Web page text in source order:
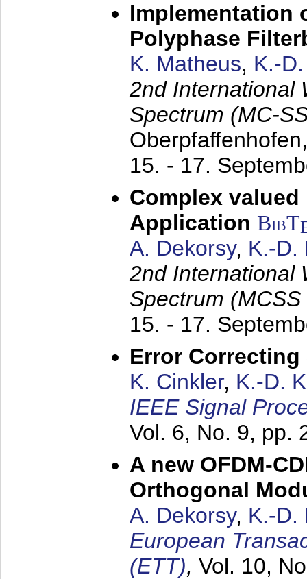
Implementation
Polyphase
K. Matheus, K.-
2nd International
Spectrum (MC-
15. - 17.
Complex valued
Application BibT
A. Dekorsy, K.-D.
2nd International
Spectrum
15. - 17.
Error
K. Cinkler, K.-D.
IEEE Signal
Vol. 6, No. 9, pp.
A new OFDM-
Orthogonal
A. Dekorsy, K.-D.
European
(ETT), Vol. 10,